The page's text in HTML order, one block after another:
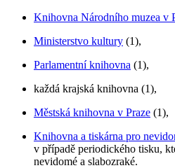
Knihovna Národního muzea v
Ministerstvo kultury (1),
Parlamentní knihovna (1),
každá krajská knihovna (1),
Městská knihovna v Praze (1),
Knihovna a tiskárna pro
v případě periodického tisku,
nevidomé a slabozraké.